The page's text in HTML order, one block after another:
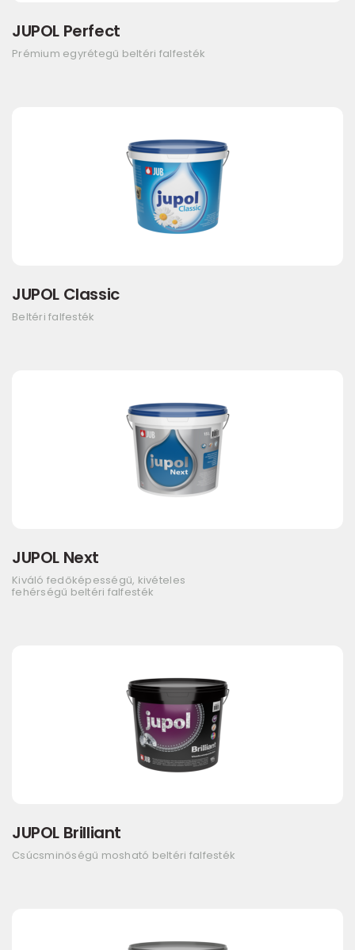
JUPOL Perfect
Prémium egyrétegű beltéri falfesték
JUPOL Classic
Beltéri falfesték
JUPOL Next
Kiváló fedőképességű, kivételes
fehérségű beltéri falfesték
JUPOL Brilliant
Csúcsminőségű mosható beltéri falfesték